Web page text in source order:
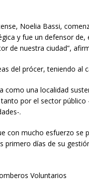
Noelia Bassi,
y fue un defensor
de nuestra ciudad”,
del prócer, teniendo al
como una localidad
por el sector
.
con mucho esfuerzo se
primero días de su
Voluntarios